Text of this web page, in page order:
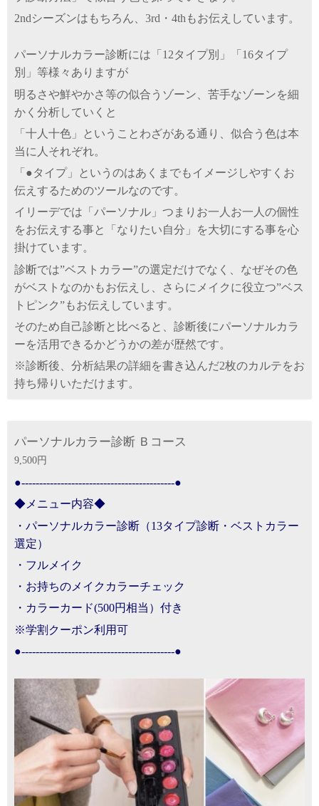
2ndシーズンはもちろん、3rd・4thもお伝えしています。
パーソナルカラー診断には「12タイプ別」「16タイプ
別」等様々ありますが
明るさや鮮やかさ等の似合うゾーン、苦手なゾーンを細
かく分析していくと
「十人十色」ということわざがある通り、似合う色は本
当に人それぞれ。
「●タイプ」というのはあくまでもイメージしやすくお
伝えするためのツールなのです。
イリーデでは 「パーソナル」つまりお一人お一人の個性
をお伝えする事と「なりたい自分」を大切にする事を心
掛けています。
診断では”ベストカラー”の選定だけでなく、なぜその色
がベストなのかもお伝えし、
さらにメイクに役立つ”ベス
トピンク”もお伝えしています。
そのため自己診断と比べると、診断後にパーソナルカラ
ーを活用できるかどうかの差が歴然です。
※診断後、分析結果の詳細を書き込んだ2枚のカルテをお
持ち帰りいただけます。
パーソナルカラー診断 Ｂコース
9,500円
●-------------------------------------------●
◆メニュー内容◆
・パーソナルカラー診断 （13タイプ診断・ベストカラー
選定）
・フルメイク
・お持ちのメイクカラーチェック
・カラーカード(500円相当）付き
※学割クーポン利用可
●-------------------------------------------●